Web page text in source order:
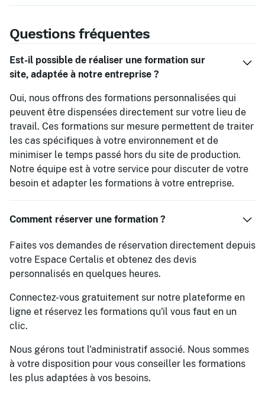
Questions fréquentes
Est-il possible de réaliser une formation sur
site, adaptée à notre entreprise ?
Oui, nous offrons des formations personnalisées qui
peuvent être dispensées directement sur votre lieu de
travail. Ces formations sur mesure permettent de traiter
les cas spécifiques à votre environnement et de
minimiser le temps passé hors du site de production.
Notre équipe est à votre service pour discuter de votre
besoin et adapter les formations à votre entreprise.
Comment réserver une formation ?
Faites vos demandes de réservation directement depuis
votre Espace Certalis et obtenez des devis
personnalisés en quelques heures.
Connectez-vous gratuitement sur notre plateforme en
ligne et réservez les formations qu'il vous faut en un
clic.
Nous gérons tout l'administratif associé. Nous sommes
à votre disposition pour vous conseiller les formations
les plus adaptées à vos besoins.